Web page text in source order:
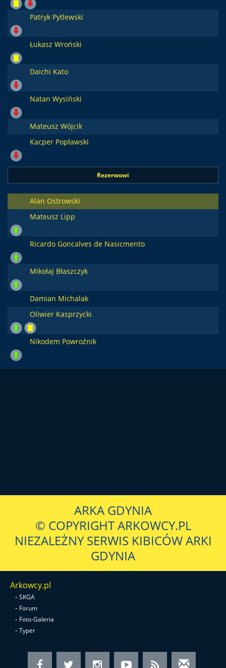
Patryk Pytlewski
Łukasz Wroński
Daichi Kato
Natan Wysiński
Mateusz Wójcik
Kacper Popławski
Rezerwowi
Alan Ostrowski
Mateusz Lipp
Ricardo Goncalves de Nasicmento
Mikołaj Błaszczyk
Damian Michalak
Oliwier Kasprzycki
Nikodem Powroźnik
ARKA GDYNIA
© COPYRIGHT ARKOWCY.PL
NIEZALEŻNY SERWIS KIBICÓW ARKI
GDYNIA
Arkowcy.pl
- SKGA
- Forum
- Foto-Galeria
- Typer